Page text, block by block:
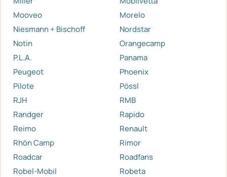
Mooveo
Morelo
Niesmann + Bischoff
Nordstar
Notin
Orangecamp
P.L.A.
Panama
Peugeot
Phoenix
Pilote
Pössl
RJH
RMB
Randger
Rapido
Reimo
Renault
Rhön Camp
Rimor
Roadcar
Roadfans
Robel-Mobil
Robeta